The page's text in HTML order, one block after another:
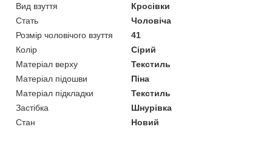
Вид взуття
Кросівки
Стать
Чоловіча
Розмір чоловічого взуття
41
Колір
Сірий
Матеріал верху
Текстиль
Матеріал підошви
Піна
Матеріал підкладки
Текстиль
Застібка
Шнурівка
Стан
Новий